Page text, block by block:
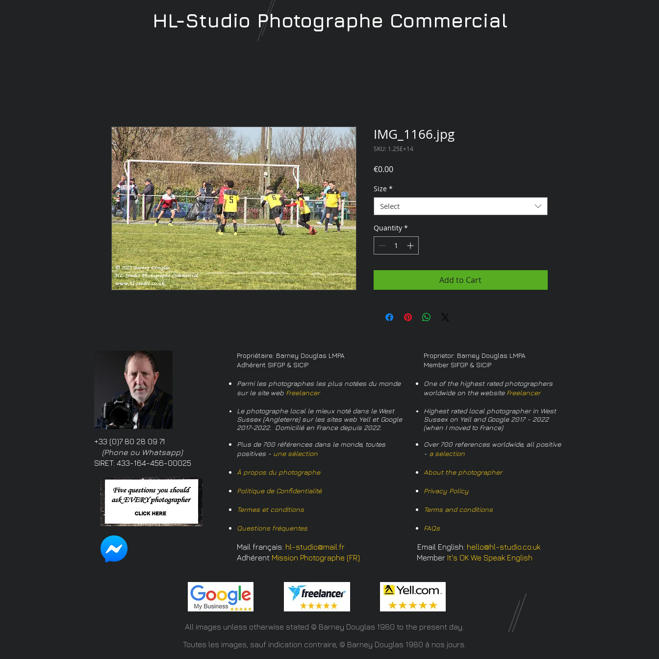
IMG_1166.jpg
SKU: 1.25E+14
€0.00Price
Size *
Select
Quantity *
Add to Cart
HL-Studio Photographe Commercial
+33 (0)7 80 28 09 71
(Phone ou Whatsapp)
SIRET: 433-164-456-00025
Propriétaire: Barney Douglas LMPA
Adhérent SIFGP & SICIP
Parmi les photographes les plus notées du monde
sur le site web Freelancer
Le photographe local le mieux noté dans le West
Sussex (Angleterre) sur les sites web Yell et Google
2017-2022. Domicilié en France depuis 2022.
Plus de 700 références dans le monde, toutes
positives - une sélection
À propos du photographe
Politique de Confidentialité
Termes et conditions
Questions fréquentes
Proprietor: Barney Douglas LMPA
Member SIFGP & SICIP
One of the highest rated photographers
worldwide on the website Freelancer
Highest rated local photographer in West
Sussex on Yell and Google 2017 - 2022
(when I moved to France)
Over 700 references worldwide, all positive
- a selection
About the photographer
Privacy Policy
Terms and conditions
FAQs
Mail français: hl-studio@mail.fr Email English: hello@hl-studio.co.uk
Adhérent Mission Photographe (FR) Member It's OK We Speak English
All images unless otherwise stated © Barney Douglas 1980 to the present day.
Toutes les images, sauf indication contraire, © Barney Douglas 1980 à nos jours.